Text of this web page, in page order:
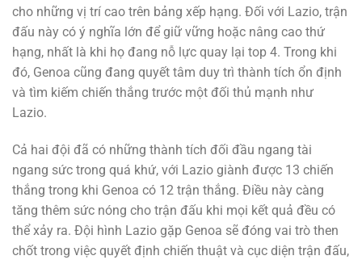
cho những vị trí cao trên bảng xếp hạng. Đối với Lazio, trận
đấu này có ý nghĩa lớn để giữ vững hoặc nâng cao thứ
hạng, nhất là khi họ đang nỗ lực quay lại top 4. Trong khi
đó, Genoa cũng đang quyết tâm duy trì thành tích ổn định
và tìm kiếm chiến thắng trước một đối thủ mạnh như
Lazio.
Cả hai đội đã có những thành tích đối đầu ngang tài
ngang sức trong quá khứ, với Lazio giành được 13 chiến
thắng trong khi Genoa có 12 trận thắng​. Điều này càng
tăng thêm sức nóng cho trận đấu khi mọi kết quả đều có
thể xảy ra. Đội hình Lazio gặp Genoa sẽ đóng vai trò then
chốt trong việc quyết định chiến thuật và cục diện trận đấu,